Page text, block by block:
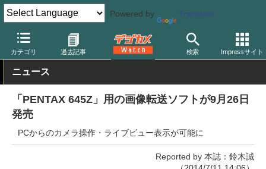
Powered by Translate
カテゴリ 過去記事 検索 Impressサイト
デジカメ Watch PC/モバイル関連 アプリ/ソフトウェア ペンタ
ニュース
「PENTAX 645Z」用の画像転送ソフトが9月26日
発売
PCからのカメラ操作・ライブビュー表示が可能に
Reported by 本誌：鈴木誠